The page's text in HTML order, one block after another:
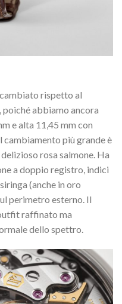
rispetto al
abbiamo ancora
e alta 11,45 mm con
più grande è
rosa salmone. Ha
a doppio registro, indici
(anche in oro
perimetro esterno. Il
raffinato ma
dello spettro.